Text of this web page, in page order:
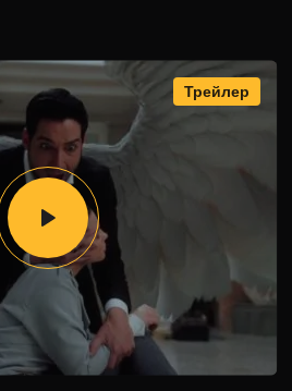
Трейлер